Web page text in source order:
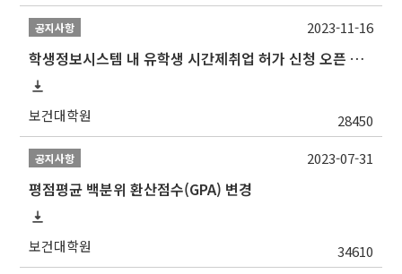
공지사항
학생정보시스템 내 유학생 시간제취업 허가 신청 오픈 안내
보건대학원 28450
2023-11-16
공지사항
평점평균 백분위 환산점수(GPA) 변경
보건대학원 34610
2023-07-31